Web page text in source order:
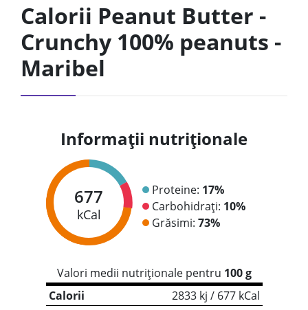
Calorii Peanut Butter -
Crunchy 100% peanuts -
Maribel
Informații nutriționale
677
kCal
Proteine: 17%
Carbohidrați: 10%
Grăsimi: 73%
Valori medii nutriționale pentru 100 g
Calorii
2833 kj / 677 kCal